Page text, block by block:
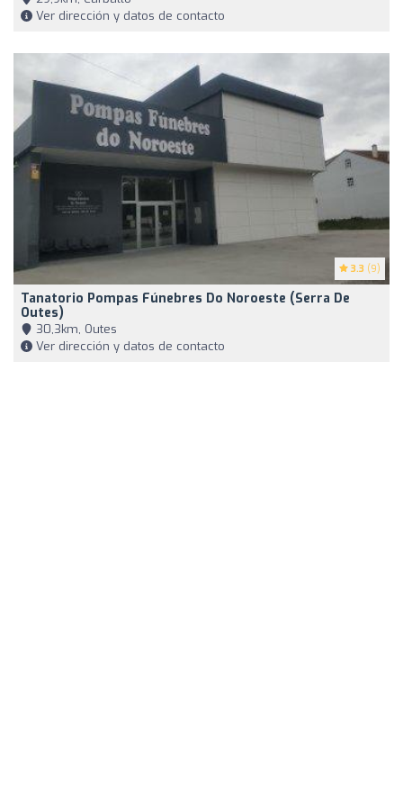
Ver dirección y datos de contacto
3.3 (9)
Tanatorio Pompas Fúnebres Do Noroeste (Serra De
Outes)
30,3km, Outes
Ver dirección y datos de contacto